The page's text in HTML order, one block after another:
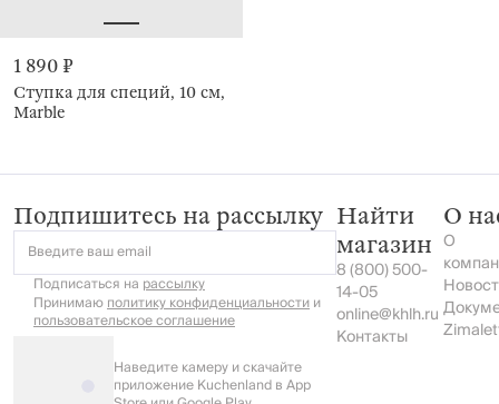
1 890 ₽
Ступка для специй, 10 см,
Marble
Подпишитесь на рассылку
Введите ваш email
Подписаться на рассылку
Принимаюполитику конфиденциальностии
пользовательское соглашение
Наведите камеру и скачайте
приложение Kuchenland в App
Найти
магазин
8 (800) 500-
14-05
online@khlh.ru
Контакты
О
О